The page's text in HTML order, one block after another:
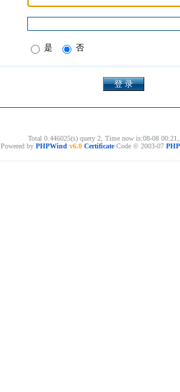
是 否
Total 0.446025(s) query 2, Time now is:08-08
Powered by PHPWind v6.0 CertificateCode © 2003-07